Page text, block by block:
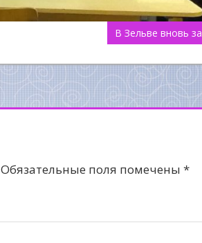
В Зельве вновь
Обязательные поля помечены *